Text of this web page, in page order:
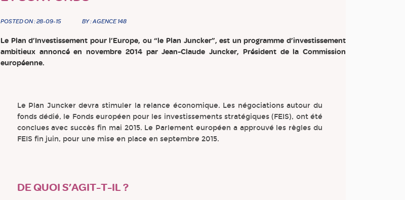
POSTED ON : 28-09-15 BY : AGENCE 148
Le Plan d’Investissement pour l’Europe, ou “le Plan Juncker”, est un programme d’investissement
ambitieux annoncé en novembre 2014 par Jean-Claude Juncker, Président de la Commission
européenne.
Le Plan Juncker devra stimuler la relance économique. Les négociations autour du
fonds dédié, le Fonds européen pour les investissements stratégiques (FEIS), ont été
conclues avec succès fin mai 2015. Le Parlement européen a approuvé les règles du
FEIS fin juin, pour une mise en place en septembre 2015.
DE QUOI S’AGIT-T-IL ?